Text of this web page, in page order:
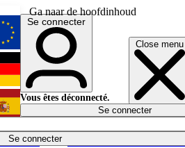
Ga naar de hoofdinhoud
Close menu
Se connecter
Économie
English
Deutsch
Español
Se connecter
Vous êtes déconnecté.
Se connecter